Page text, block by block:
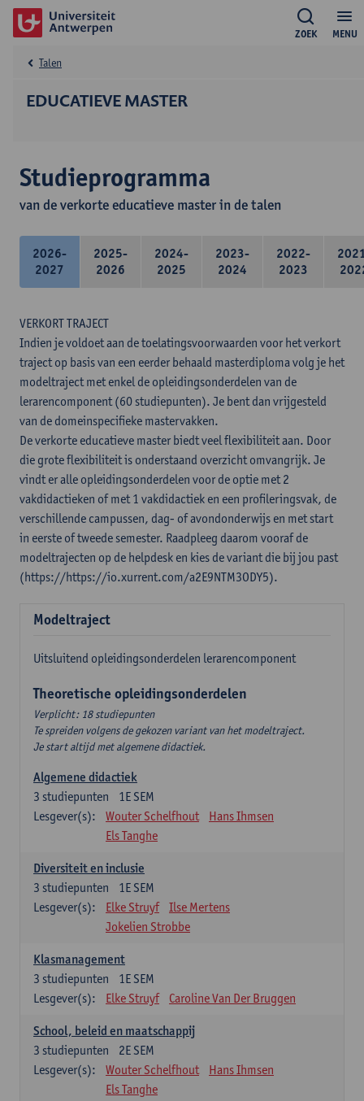
MENU
ZOEK
EDUCATIEVE MASTER
Talen
Studieprogramma
van de verkorte educatieve master in de talen
2026-
2027
2025-
2026
2024-
2025
2023-
2024
2022-
2023
VERKORT TRAJECT
Indien je voldoet aan de toelatingsvoorwaarden voor het verkort
traject op basis van een eerder behaald masterdiploma volg je het
modeltraject met enkel de opleidingsonderdelen van de
lerarencomponent (60 studiepunten). Je bent dan vrijgesteld
van de domeinspecifieke mastervakken.
De verkorte educatieve master biedt veel flexibiliteit aan. Door
die grote flexibiliteit is onderstaand overzicht omvangrijk. Je
vindt er alle opleidingsonderdelen voor de optie met 2
vakdidactieken of met 1 vakdidactiek en een profileringsvak, de
verschillende campussen, dag- of avondonderwijs en met start
in eerste of tweede semester. Raadpleeg daarom vooraf de
modeltrajecten op de helpdesk en kies de variant die bij jou past
(https://https://io.xurrent.com/a2E9NTM3ODY5).
Modeltraject
Uitsluitend opleidingsonderdelen lerarencomponent
Theoretische opleidingsonderdelen
Verplicht: 18 studiepunten
Te spreiden volgens de gekozen variant van het modeltraject.
Je start altijd met algemene didactiek.
Algemene didactiek
1E SEM
3 studiepunten
Lesgever(s):
Wouter Schelfhout
Hans Ihmsen
Els Tanghe
Diversiteit en inclusie
1E SEM
3 studiepunten
Lesgever(s):
Elke Struyf
Ilse Mertens
Jokelien Strobbe
Klasmanagement
1E SEM
3 studiepunten
Lesgever(s):
Elke Struyf Caroline Van Der Bruggen
School, beleid en maatschappij
2E SEM
3 studiepunten
Lesgever(s):
Wouter Schelfhout
Hans Ihmsen
Els Tanghe